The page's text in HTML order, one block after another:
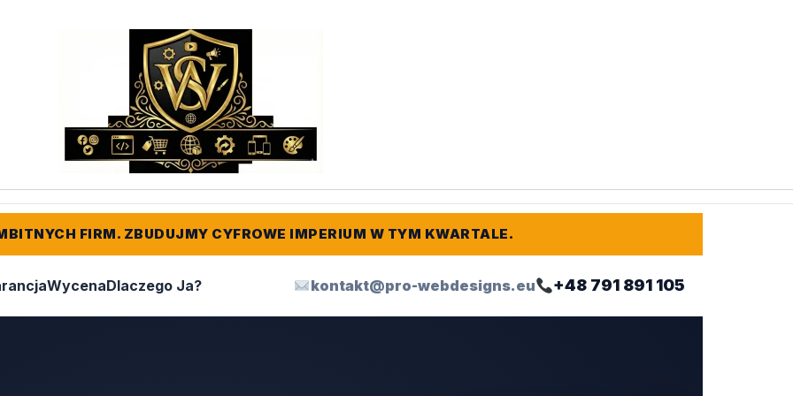
FIRM. ZBUDUJMY CYFROWE IMPERIUM W TYM KWARTALE.
WycenaDlaczego Ja? kontakt@pro-webdesigns.eu +48 791 891 105